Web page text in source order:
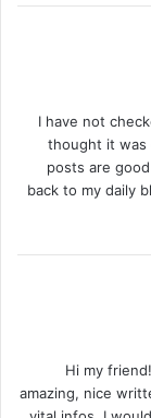
I have not
thought it
posts are
back to my daily
Hi my
amazing, nice